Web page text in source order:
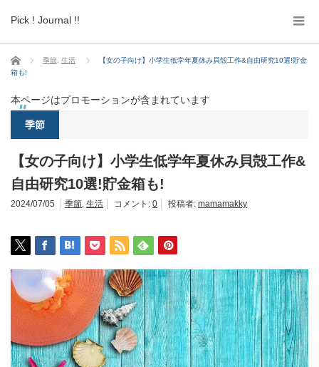
Pick ! Journal !!
ホーム 季節 生活
【女の子向け】小学生低学年夏休み貝殻工作&自由研究10選!貯金
箱も!
本ページはプロモーションが含まれています
季節
【女の子向け】小学生低学年夏休み貝殻工作&
自由研究10選!貯金箱も!
2024/07/05 季節, 生活 コメント: 0 投稿者: mamamakky